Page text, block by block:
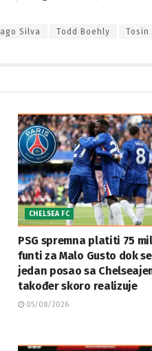
Silva Todd Boehly Tosin
CHELSEA FC
PSG spremna platiti 75
funti za Malo Gusto dok
jedan posao sa
također skoro realizuje
05/08/2026